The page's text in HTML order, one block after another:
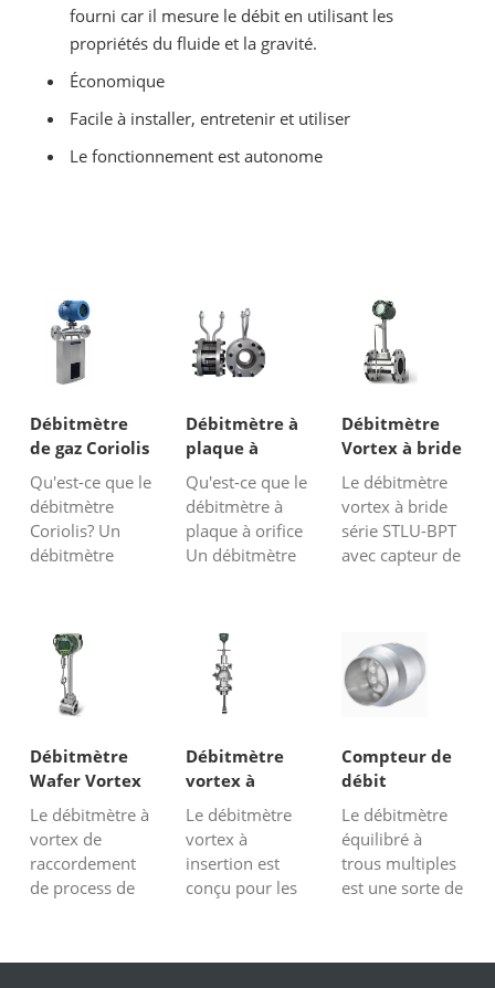
fourni car il mesure le débit en utilisant les
propriétés du fluide et la gravité.
Économique
Facile à installer, entretenir et utiliser
Le fonctionnement est autonome
Débitmètre
de gaz Coriolis
Qu'est-ce que le
débitmètre
Coriolis? Un
débitmètre
mesure de
manière
réactive et
"masse", la
seule
du liquide qui
n'est pas
affect...
Débitmètre à
plaque à
orifice
Qu'est-ce que le
débitmètre à
plaque à orifice
Un débitmètre
un trou à
l'intérieur, dont
la fonction est
débit
volumique, de
débi...
Débitmètre
Vortex à bride
avec
compensation
Le débitmètre
vortex à bride
série STLU-BPT
avec capteur de
du capteur de
pression est un
choix parfait
de débit de gaz
ou de vapeur
saturée...
Débitmètre
Wafer Vortex
avec
compensation
Le débitmètre à
vortex de
raccordement
de process de
compensation
Débitmètre
vortex à
insertion
Le débitmètre
vortex à
insertion est
conçu pour les
pouces, les
Compteur de
débit
équilibré
Le débitmètre
équilibré à
trous multiples
est une sorte de
différentiel. Il